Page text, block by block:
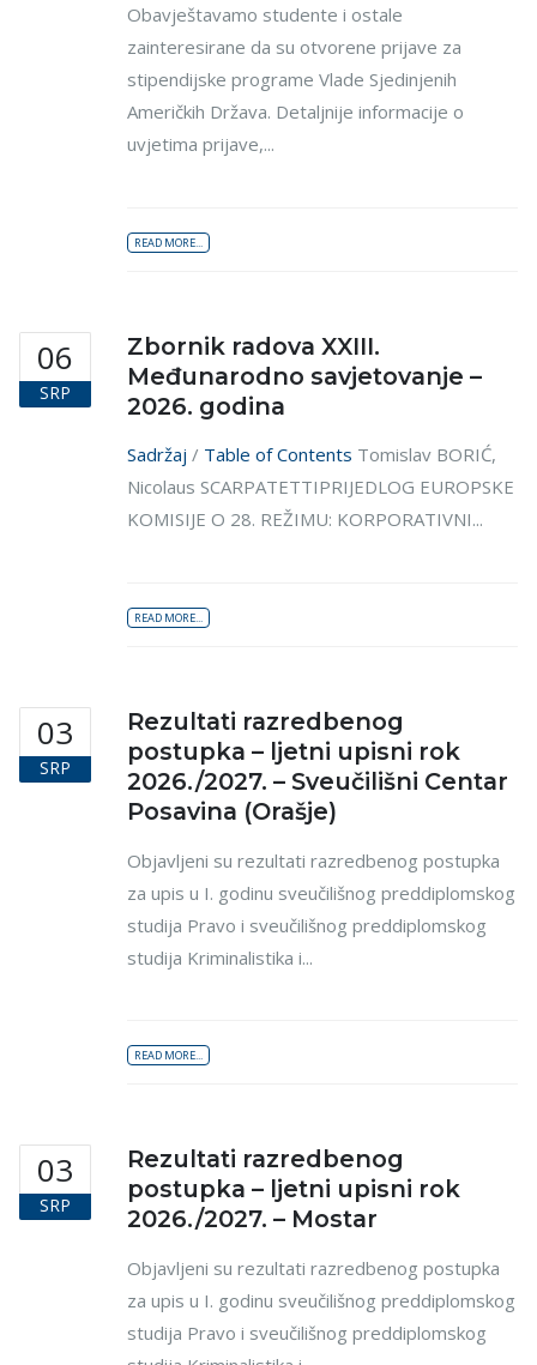
Obavještavamo studente i ostale
zainteresirane da su otvorene prijave za
stipendijske programe Vlade Sjedinjenih
Američkih Država. Detaljnije informacije o
uvjetima prijave,...
READ MORE...
06
SRP
Zbornik radova XXIII.
Međunarodno savjetovanje –
2026. godina
Sadržaj / Table of Contents Tomislav BORIĆ,
Nicolaus SCARPATETTIPRIJEDLOG EUROPSKE
KOMISIJE O 28. REŽIMU: KORPORATIVNI...
READ MORE...
03
SRP
Rezultati razredbenog
postupka – ljetni upisni rok
2026./2027. – Sveučilišni Centar
Posavina (Orašje)
Objavljeni su rezultati razredbenog postupka
za upis u I. godinu sveučilišnog preddiplomskog
studija Pravo i sveučilišnog preddiplomskog
studija Kriminalistika i...
READ MORE...
03
SRP
Rezultati razredbenog
postupka – ljetni upisni rok
2026./2027. – Mostar
Objavljeni su rezultati razredbenog postupka
za upis u I. godinu sveučilišnog preddiplomskog
studija Pravo i sveučilišnog preddiplomskog